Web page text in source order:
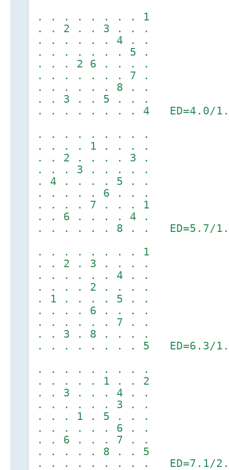
. . . . . . . . 1
. . 2 . . 3 . . .
. . . . . . 4 . .
. . . . . . . 5 .
. . . 2 6 . . . .
. . . . . . . 7 .
. . . . . . 8 . .
. . 3 . . 5 . . .
. . . . . . . . 4 ED=4.0/
. . . . . . . . .
. . . . 1 . . . .
. . 2 . . . . 3 .
. . . 3 . . . . .
. 4 . . . . 5 . .
. . . . . 6 . . .
. . . . 7 . . . 1
. . 6 . . . . 4 .
. . . . . . 8 . . ED=5.7/
. . . . . . . . 1
. . 2 . 3 . . . .
. . . . . . 4 . .
. . . . 2 . . . .
. 1 . . . . 5 . .
. . . . 6 . . . .
. . . . . . 7 . .
. . 3 . 8 . . . .
. . . . . . . . 5 ED=6.3/
. . . . . . . . .
. . . . . 1 . . 2
. . 3 . . . 4 . .
. . . . . . 3 . .
. . . 1 . 5 . . .
. . . . . . 6 . .
. . 6 . . . 7 . .
. . . . . 8 . . 5
. . . . . . . . . ED=7.1/